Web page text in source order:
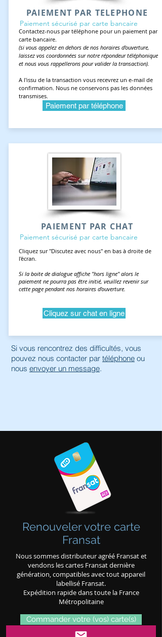
PAIEMENT PAR TELEPHONE
Paiement sécurisé par carte bancaire
Contactez-nous par téléphone pour un paiement par
carte bancaire.
(si vous appelez en dehors de nos horaires d'ouverture,
laissez vos coordonnées sur notre répondeur téléphonique
et nous vous rappellerons pour valider la transaction).
A l'issu de la transaction vous recevrez un e-mail de
confirmation. Nous ne conservons pas les données
transmises.
Paiement par téléphone
PAIEMENT PAR CHAT
Paiement sécurisé par carte bancaire
Cliquez sur "Discutez avec nous" en bas à droite de
l'écran.
Si la boite de dialogue affiche "hors ligne" alors le
paiement ne pourra pas être initié, veuillez revenir sur
cette page pendant nos horaires d'ouverture.
Cliquez sur chat en ligne
Si vous rencontrez des difficultés, vous
pouvez nous contacter par téléphone ou
nous envoyer un message.
Renouveler votre carte
Fransat
Nous sommes distributeur agréé Fransat et
vendons les cartes Fransat dernière
génération, compatibles avec tout appareil
labellisé Fransat.
Expédition rapide dans toute la France
Métropolitaine
Commander votre (vos) carte(s)